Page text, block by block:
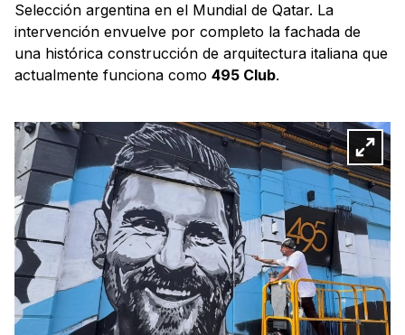
Selección argentina en el Mundial de Qatar. La
intervención envuelve por completo la fachada de
una histórica construcción de arquitectura italiana que
actualmente funciona como 495 Club.